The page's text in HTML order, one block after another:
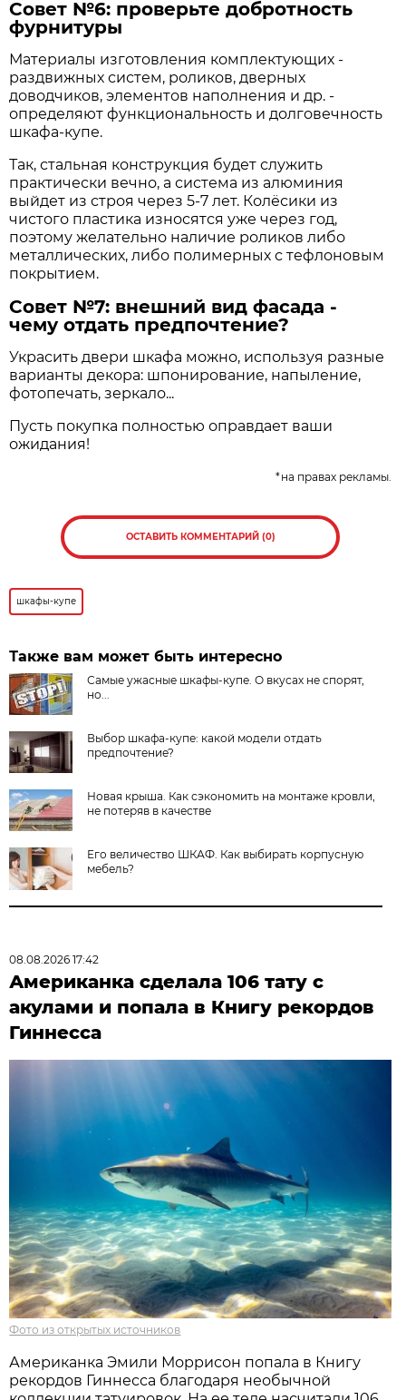
Совет №6: проверьте добротность
фурнитуры
Материалы изготовления комплектующих -
раздвижных систем, роликов, дверных
доводчиков, элементов наполнения и др. -
определяют функциональность и долговечность
шкафа-купе.
Так, стальная конструкция будет служить
практически вечно, а система из алюминия
выйдет из строя через 5-7 лет. Колёсики из
чистого пластика износятся уже через год,
поэтому желательно наличие роликов либо
металлических, либо полимерных с тефлоновым
покрытием.
Совет №7: внешний вид фасада -
чему отдать предпочтение?
Украсить двери шкафа можно, используя разные
варианты декора: шпонирование, напыление,
фотопечать, зеркало...
Пусть покупка полностью оправдает ваши
ожидания!
*на правах рекламы.
ОСТАВИТЬ КОММЕНТАРИЙ (0)
шкафы-купе
Также вам может быть интересно
Самые ужасные шкафы-купе. О вкусах не спорят,
но...
Выбор шкафа-купе: какой модели отдать
предпочтение?
Новая крыша. Как сэкономить на монтаже кровли,
не потеряв в качестве
Его величество ШКАФ. Как выбирать корпусную
мебель?
08.08.2026 17:42
Американка сделала 106 тату с
акулами и попала в Книгу рекордов
Гиннесса
Фото из открытых источников
Американка Эмили Моррисон попала в Книгу
рекордов Гиннесса благодаря необычной